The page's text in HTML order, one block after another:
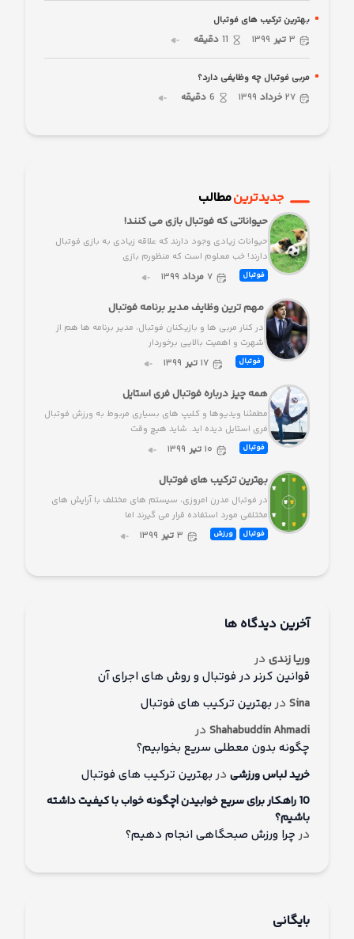
بهترین ترکیب های فوتبال
۳ تیر ۱۳۹۹ 11 دقیقه
مربی فوتبال چه وظایفی دارد؟
۲۷ خرداد ۱۳۹۹ 6 دقیقه
جدیدترینمطالب
حیواناتی که فوتبال بازی می کنند!
حیوانات زیادی وجود دارند که علاقه زیادی به بازی فوتبال
دارند! خب معلوم است که منظورم بازی
فوتبال ۷ مرداد ۱۳۹۹
مهم ترین وظایف مدیر برنامه فوتبال
در کنار مربی ها و بازیکنان فوتبال، مدیر برنامه ها هم از
شهرت و اهمیت بالایی برخوردار
فوتبال ۱۷ تیر ۱۳۹۹
همه چیز درباره فوتبال فری استایل
مطمئنا ویدیوها و کلیپ های بسیاری مربوط به ورزش فوتبال
فری استایل دیده اید. شاید هیچ وقت
فوتبال ۱۰ تیر ۱۳۹۹
بهترین ترکیب های فوتبال
در فوتبال مدرن امروزی، سیستم های مختلف با آرایش های
مختلفی مورد استفاده قرار می گیرند اما
فوتبال ورزش ۳ تیر ۱۳۹۹
آخرین دیدگاه ها
وریا زندی در
قوانین کرنر در فوتبال و روش های اجرای آن
Sina دربهترین ترکیب های فوتبال
Shahabuddin Ahmadi در
چگونه بدون معطلی سریع بخوابیم؟
خرید لباس ورزشی دربهترین ترکیب های فوتبال
10 راهکار برای سریع خوابیدن |چگونه خواب با کیفیت داشته
باشیم؟
درچرا ورزش صبحگاهی انجام دهیم؟
بایگانی